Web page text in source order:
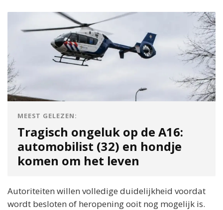
MEEST GELEZEN:
Tragisch ongeluk op de A16:
automobilist (32) en hondje
komen om het leven
Autoriteiten willen volledige duidelijkheid voordat
wordt besloten of heropening ooit nog mogelijk is.